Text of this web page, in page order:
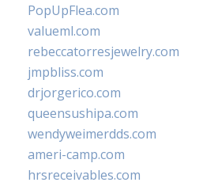
PopUpFlea.com
valueml.com
rebeccatorresjewelry.com
jmpbliss.com
drjorgerico.com
queensushipa.com
wendyweimerdds.com
ameri-camp.com
hrsreceivables.com